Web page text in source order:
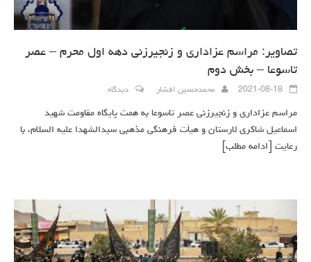
تصاویر: مراسم عزاداری و زنجیرزنی دهه اول محرم – عصر
تاسوعا – بخش دوم
2021-08-18 محمدحسین افشار دیدگاه
مراسم عزاداری و زنجیرزنی عصر تاسوعا به همت پایگاه مقاومت شهید
اسماعیل شاکری لارستان و هیأت فرهنگی مذهبی سیدالشهدا علیه السلام، با
رعایت
[ادامه مطلب]